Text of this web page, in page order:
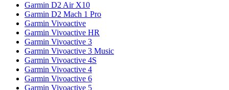
Garmin D2 Air X10
Garmin D2 Mach 1 Pro
Garmin Vivoactive
Garmin Vivoactive HR
Garmin Vivoactive 3
Garmin Vivoactive 3 Music
Garmin Vivoactive 4S
Garmin Vivoactive 4
Garmin Vivoactive 6
Garmin Vivoactive 5